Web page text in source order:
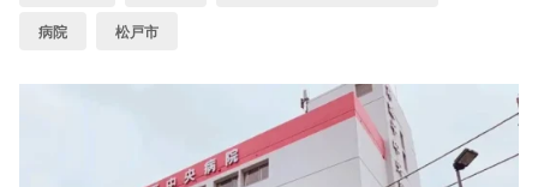
病院 松戸市